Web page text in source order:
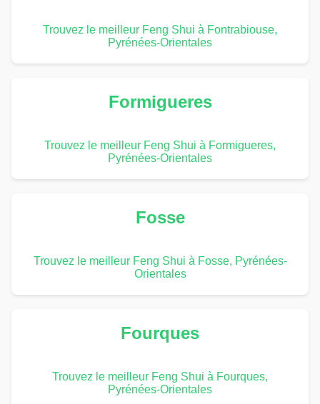
Trouvez le meilleur Feng Shui à Fontrabiouse,
Pyrénées-Orientales
Formigueres
Trouvez le meilleur Feng Shui à Formigueres,
Pyrénées-Orientales
Fosse
Trouvez le meilleur Feng Shui à Fosse, Pyrénées-
Orientales
Fourques
Trouvez le meilleur Feng Shui à Fourques,
Pyrénées-Orientales